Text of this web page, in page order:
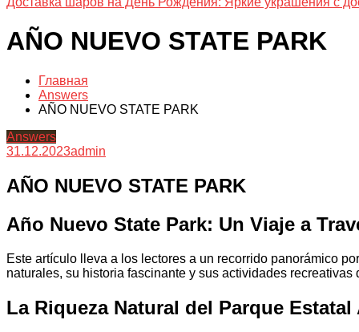
AÑO NUEVO STATE PARK
Главная
Answers
AÑO NUEVO STATE PARK
Answers
31.12.2023admin
AÑO NUEVO STATE PARK
Año Nuevo State Park: Un Viaje a
Este artículo lleva a los lectores a un recorrido panorámico
naturales, su historia fascinante y sus actividades recreativas
La Riqueza Natural del Parque Estatal